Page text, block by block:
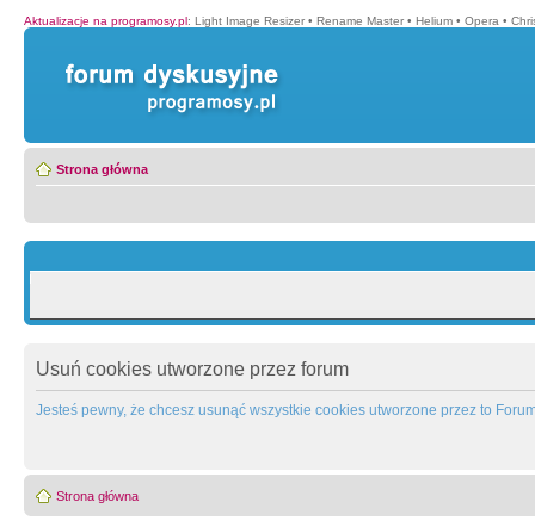
Aktualizacje na programosy.pl: Light Image Resizer • Rename Master • Helium • Opera •
Strona główna
Usuń cookies utworzone przez forum
Jesteś pewny, że chcesz usunąć wszystkie cookies utworzone przez to
Strona główna